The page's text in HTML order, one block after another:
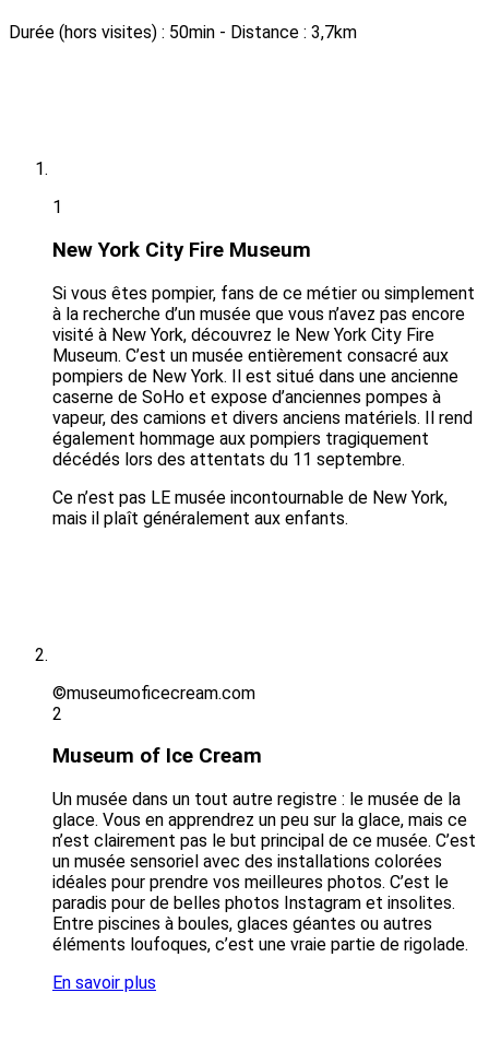
Durée (hors visites) : 50min - Distance : 3,7km
1
New York City Fire Museum
Si vous êtes pompier, fans de ce métier ou simplement
à la recherche d’un musée que vous n’avez pas encore
visité à New York, découvrez le New York City Fire
Museum. C’est un musée entièrement consacré aux
pompiers de New York. Il est situé dans une ancienne
caserne de SoHo et expose d’anciennes pompes à
vapeur, des camions et divers anciens matériels. Il rend
également hommage aux pompiers tragiquement
décédés lors des attentats du 11 septembre.
Ce n’est pas LE musée incontournable de New York,
mais il plaît généralement aux enfants.
©museumoficecream.com
2
Museum of Ice Cream
Un musée dans un tout autre registre : le musée de la
glace. Vous en apprendrez un peu sur la glace, mais ce
n’est clairement pas le but principal de ce musée. C’est
un musée sensoriel avec des installations colorées
idéales pour prendre vos meilleures photos. C’est le
paradis pour de belles photos Instagram et insolites.
Entre piscines à boules, glaces géantes ou autres
éléments loufoques, c’est une vraie partie de rigolade.
En savoir plus